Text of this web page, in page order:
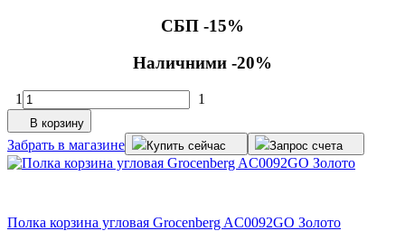
СБП -15%
Наличними -20%
1 1
В корзину
Забрать в магазине Купить сейчас Запрос счета
Полка корзина угловая Grocenberg AC0092GO Золото